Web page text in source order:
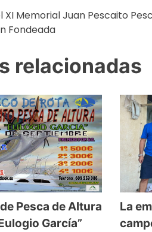
XI Memorial Juan Pescaito
Fondeada
relacionadas
Pesca de Altura
García”
La